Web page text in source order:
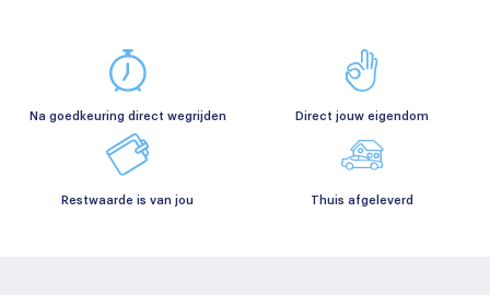
Na goedkeuring direct wegrijden Direct jouw eigendom
Restwaarde is van jou Thuis afgeleverd